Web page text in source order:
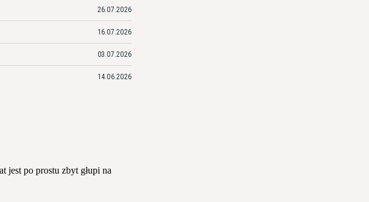
26.07.2026
16.07.2026
03.07.2026
14.06.2026